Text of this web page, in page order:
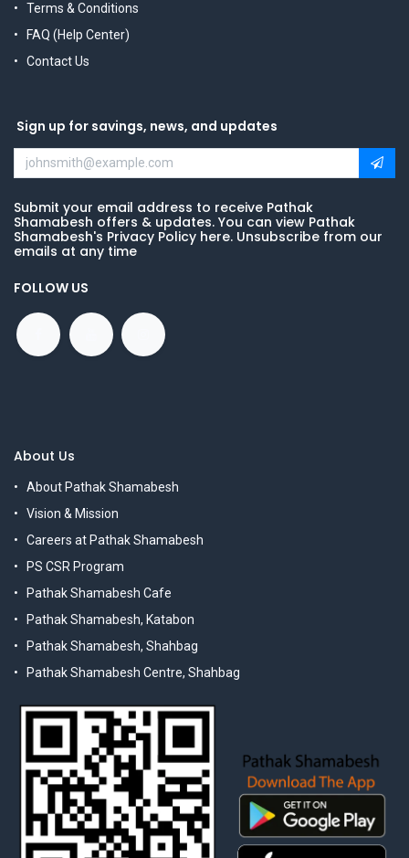
Terms & Conditions
FAQ (Help Center)
Contact Us
Sign up for savings, news, and updates
Submit your email address to receive Pathak
Shamabesh offers & updates. You can view Pathak
Shamabesh's Privacy Policy here. Unsubscribe from our
emails at any time
FOLLOW US
About Us
About Pathak Shamabesh
Vision & Mission
Careers at Pathak Shamabesh
PS CSR Program
Pathak Shamabesh Cafe
Pathak Shamabesh, Katabon
Pathak Shamabesh, Shahbag
Pathak Shamabesh Centre, Shahbag